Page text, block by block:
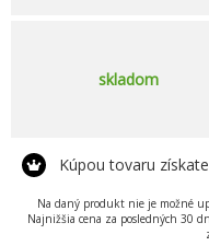
skladom
Kúpou tovaru získate
Na daný produkt nie je možné
Najnižšia cena za posledných 30